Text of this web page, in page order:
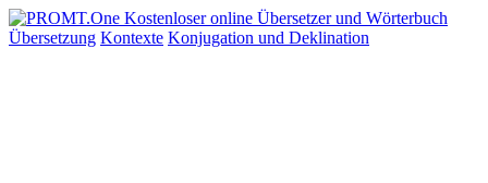
Übersetzung Kontexte Konjugation und Deklination